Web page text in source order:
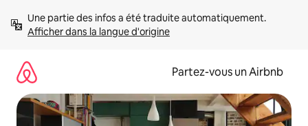
directement
Afficher dans la langue d'origine
Partez-vous un Airbnb